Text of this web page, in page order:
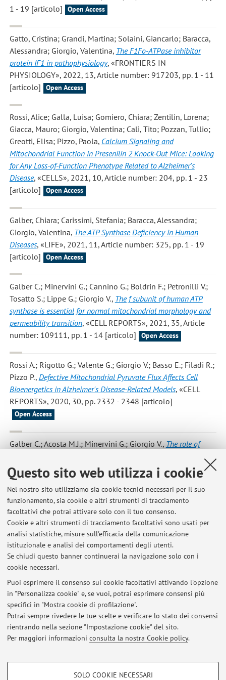
Questo sito web utilizza i cookie
Nel nostro sito utilizziamo sia cookie tecnici necessari per il suo
funzionamento, sia cookie e altri strumenti di tracciamento
facoltativi che potrai attivare solo con il tuo consenso.
Cookie e altri strumenti di tracciamento facoltativi sono usati per
analisi statistiche, misure sull'efficacia della comunicazione
istituzionale e analisi dei comportamenti degli utenti.
Se chiudi questo banner continuerai la navigazione solo con i
cookie necessari.
Puoi esprimere il consenso sui cookie facoltativi attivando l'opzione
in "Personalizza cookie" e, se vuoi, potrai esprimere consensi più
specifici in "Mostra cookie di profilazione".
Potrai sempre rivedere le tue scelte e verificare lo stato dei consensi
rientrando nella sezione "Impostazione cookie" del sito.
Per maggiori informazioni consulta la nostra Cookie policy.
COOKIE DI PROFILAZIONE - FACOLTATIVI
SOLO COOKIE NECESSARI
1 - 19 [articolo]
Open Access
Gatto, Cristina; Grandi, Martina; Solaini, Giancarlo; Baracca,
Alessandra; Giorgio, Valentina, The F1Fo-ATPase inhibitor
protein IF1 in pathophysiology, «FRONTIERS IN
PHYSIOLOGY», 2022, 13, Article number: 917203, pp. 1 - 11
[articolo]
Open Access
Rossi, Alice; Galla, Luisa; Gomiero, Chiara; Zentilin, Lorena;
Giacca, Mauro; Giorgio, Valentina; Calì, Tito; Pozzan, Tullio;
Greotti, Elisa; Pizzo, Paola, Calcium Signaling and
Mitochondrial Function in Presenilin 2 Knock-Out Mice: Looking
for Any Loss-of-Function Phenotype Related to Alzheimer's
Disease, «CELLS», 2021, 10, Article number: 204, pp. 1 - 23
[articolo]
Open Access
Galber, Chiara; Carissimi, Stefania; Baracca, Alessandra;
Giorgio, Valentina, The ATP Synthase Deficiency in Human
Diseases, «LIFE», 2021, 11, Article number: 325, pp. 1 - 19
[articolo]
Open Access
Galber C.; Minervini G.; Cannino G.; Boldrin F.; Petronilli V.;
Tosatto S.; Lippe G.; Giorgio V., The f subunit of human ATP
synthase is essential for normal mitochondrial morphology and
permeability transition, «CELL REPORTS», 2021, 35, Article
number: 109111, pp. 1 - 14 [articolo]
Open Access
Rossi A.; Rigotto G.; Valente G.; Giorgio V.; Basso E.; Filadi R.;
Pizzo P., Defective Mitochondrial Pyruvate Flux Affects Cell
Bioenergetics in Alzheimer's Disease-Related Models, «CELL
REPORTS», 2020, 30, pp. 2332 - 2348 [articolo]
Open Access
Galber C.; Acosta M.J.; Minervini G.; Giorgio V., The role of
CHEMISTRY», 2020, 401, pp. 1199 - 1214 [articolo]
Open Access
1 2 3 4
Pubblicazioni antecedenti il 2004
Ultimi avvisi
Al momento non sono presenti avvisi.